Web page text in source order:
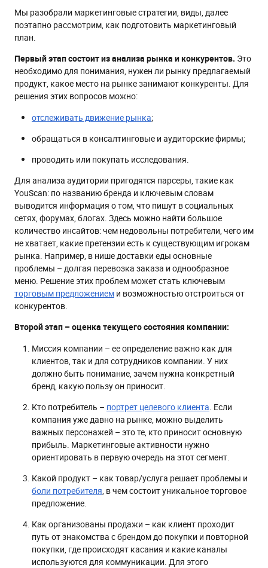
Мы разобрали маркетинговые стратегии, виды, далее
поэтапно рассмотрим, как подготовить маркетинговый
план.
Первый этап состоит из анализа рынка и конкурентов. Это
необходимо для понимания, нужен ли рынку предлагаемый
продукт, какое место на рынке занимают конкуренты. Для
решения этих вопросов можно:
отслеживать движение рынка;
обращаться в консалтинговые и аудиторские фирмы;
проводить или покупать исследования.
Для анализа аудитории пригодятся парсеры, такие как
YouScan: по названию бренда и ключевым словам
выводится информация о том, что пишут в социальных
сетях, форумах, блогах. Здесь можно найти большое
количество инсайтов: чем недовольны потребители, чего им
не хватает, какие претензии есть к существующим игрокам
рынка. Например, в нише доставки еды основные
проблемы – долгая перевозка заказа и однообразное
меню. Решение этих проблем может стать ключевым
торговым предложением и возможностью отстроиться от
конкурентов.
Второй этап – оценка текущего состояния компании:
Миссия компании – ее определение важно как для
клиентов, так и для сотрудников компании. У них
должно быть понимание, зачем нужна конкретный
бренд, какую пользу он приносит.
Кто потребитель – портрет целевого клиента. Если
компания уже давно на рынке, можно выделить
важных персонажей – это те, кто приносит основную
прибыль. Маркетинговые активности нужно
ориентировать в первую очередь на этот сегмент.
Какой продукт – как товар/услуга решает проблемы и
боли потребителя, в чем состоит уникальное торговое
предложение.
Как организованы продажи – как клиент проходит
путь от знакомства с брендом до покупки и повторной
покупки, где происходят касания и какие каналы
используются для коммуникации. Для этого